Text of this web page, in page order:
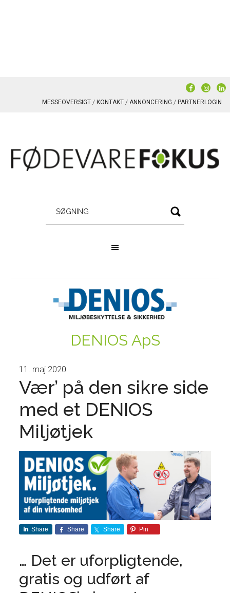
MESSEOVERSIGT KONTAKT ANNONCERING PARTNERLOGIN
DENIOS ApS
11. maj 2020
Vær’ på den sikre side
med et DENIOS
Miljøtjek
Share Share Share Pin
… Det er uforpligtende,
gratis og udført af